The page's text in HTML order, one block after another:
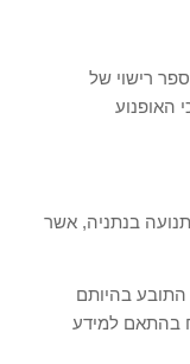
רישוי של
האופנוע
בנתניה, אשר
התובע בהיותם
בהתאם למידע